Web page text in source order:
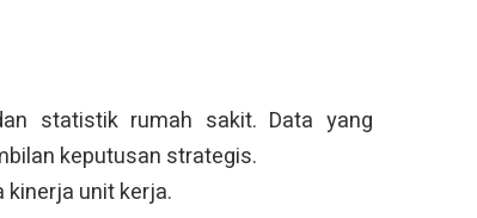
statistik rumah sakit. Data yang
keputusan strategis.
kinerja unit kerja.